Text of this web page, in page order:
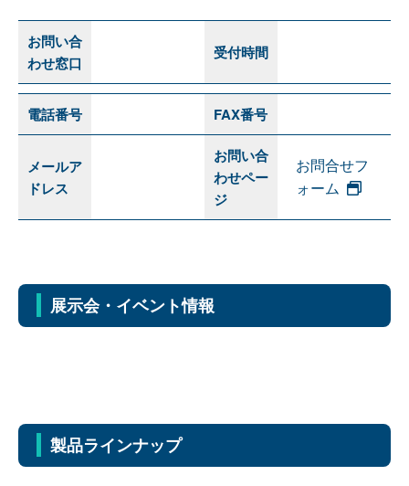
お問い合
わせ窓口
受付時間
電話番号 FAX番号
メールア
ドレス
お問い合
わせペー
ジ
お問合せフ
ォーム
展示会・イベント情報
製品ラインナップ